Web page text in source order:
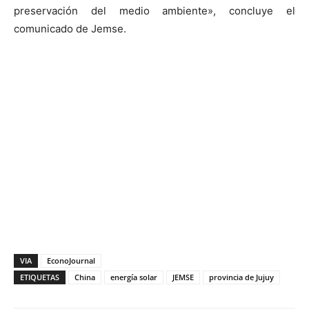
preservación del medio ambiente», concluye el
comunicado de Jemse.
VIA
EconoJournal
ETIQUETAS
China energía solar JEMSE provincia de Jujuy